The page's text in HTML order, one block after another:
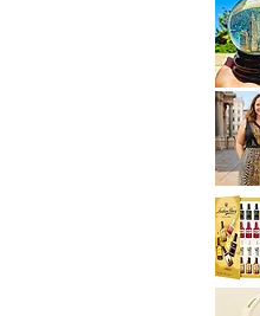
Wreath
Disney
Lilo
&
Stitch
Hearts
Mini
Saks
Fifth
Avenue
New
York
City
Musical
Snow
Globe
Gift
Present
Bryant
Abstract
Dress
size
14
size
*New
Sealed*